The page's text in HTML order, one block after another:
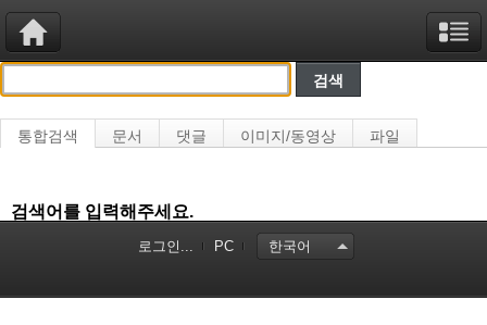
통합검색 문서 댓글 이미지/동영상 파일
검색어를 입력해주세요.
로그인... PC 한국어